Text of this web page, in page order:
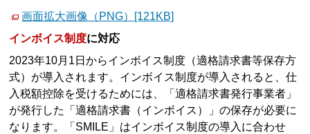
画面拡大画像（PNG）[121KB]
インボイス制度に対応
2023年10月1日からインボイス制度（適格請求書等保存方
式）が導入されます。インボイス制度が導入されると、仕
入税額控除を受けるためには、「適格請求書発行事業者」
が発行した「適格請求書（インボイス）」の保存が必要に
なります。「SMILE」はインボイス制度の導入に合わせ